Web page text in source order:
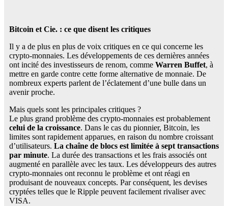
Bitcoin et Cie. : ce que disent les critiques
Il y a de plus en plus de voix critiques en ce qui concerne les
crypto-monnaies. Les développements de ces dernières années
ont incité des investisseurs de renom, comme Warren Buffet, à
mettre en garde contre cette forme alternative de monnaie. De
nombreux experts parlent de l’éclatement d’une bulle dans un
avenir proche.
Mais quels sont les principales critiques ?
Le plus grand problème des crypto-monnaies est probablement
celui de la croissance. Dans le cas du pionnier, Bitcoin, les
limites sont rapidement apparues, en raison du nombre croissant
d’utilisateurs. La chaîne de blocs est limitée à sept transactions
par minute. La durée des transactions et les frais associés ont
augmenté en parallèle avec les taux. Les développeurs des autres
crypto-monnaies ont reconnu le problème et ont réagi en
produisant de nouveaux concepts. Par conséquent, les devises
cryptées telles que le Ripple peuvent facilement rivaliser avec
VISA.